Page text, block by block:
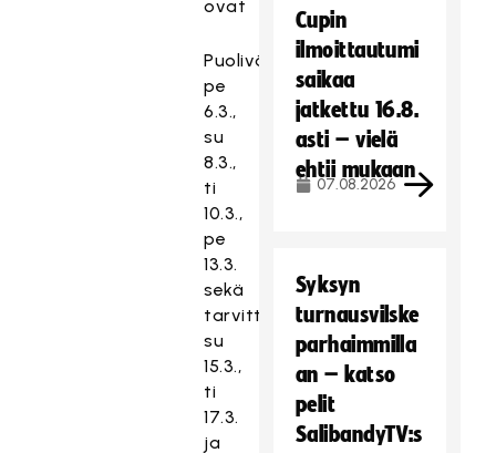
ovat
Puolivälierät:
pe
6.3.,
su
8.3.,
ti
10.3.,
pe
13.3.
sekä
tarvittaessa
su
15.3.,
ti
17.3.
ja
Cupin
ilmoittautumi
saikaa
jatkettu 16.8.
asti – vielä
ehtii mukaan
07.08.2026
Syksyn
turnausvilske
parhaimmilla
an – katso
pelit
SalibandyTV:s